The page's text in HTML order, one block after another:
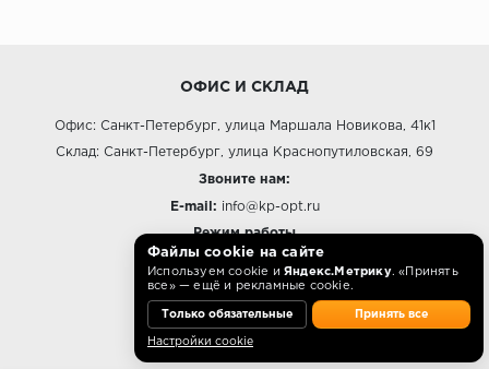
ОФИС И СКЛАД
Офис: Санкт-Петербург, улица Маршала Новикова, 41к1
Склад: Санкт-Петербург, улица Краснопутиловская, 69
Звоните нам:
E-mail: info@kp-opt.ru
Режим работы
10:00 - 18:00 пн-пт.
Файлы cookie на сайте
Используем cookie и Яндекс.Метрику. «Принять
все» — ещё и рекламные cookie.
Только обязательные Принять все
Настройки cookie